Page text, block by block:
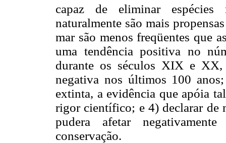
capaz de eliminar espécies
naturalmente são mais
mar são menos freqüentes que
uma tendência positiva no
durante os séculos XIX e XX,
negativa nos últimos 100
extinta, a evidência que apóia
rigor científico; e 4) declarar de
pudera afetar
conservação.